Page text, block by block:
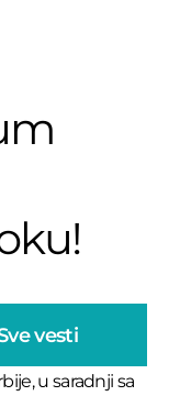
vesti
u saradnji sa